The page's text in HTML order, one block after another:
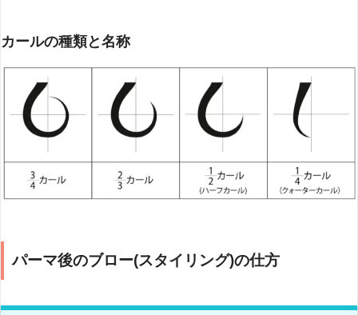
カールの種類と名称
パーマ後のブロー(スタイリング)の仕方